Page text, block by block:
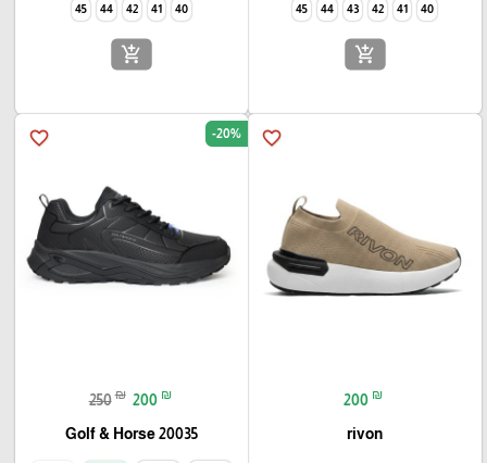
40
41
42
43
44
45
add_shopping_cart
40
41
42
44
45
add_shopping_cart
favorite_border
200 ₪
rivon
favorite_border -20%
250 ₪ 200 ₪
Golf & Horse 20035